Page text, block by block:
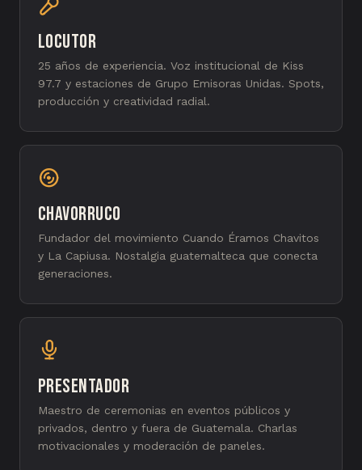
Locutor
25 años de experiencia. Voz institucional de Kiss
97.7 y estaciones de Grupo Emisoras Unidas. Spots,
producción y creatividad radial.
Chavorruco
Fundador del movimiento Cuando Éramos Chavitos
y La Capiusa. Nostalgia guatemalteca que conecta
generaciones.
Presentador
Maestro de ceremonias en eventos públicos y
privados, dentro y fuera de Guatemala. Charlas
motivacionales y moderación de paneles.